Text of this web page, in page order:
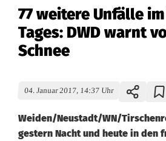
77 weitere Unfälle
Tages: DWD warnt
Schnee
04. Januar 2017, 14:37 Uhr
Weiden/Neustadt/WN/
gestern Nacht und heute in den